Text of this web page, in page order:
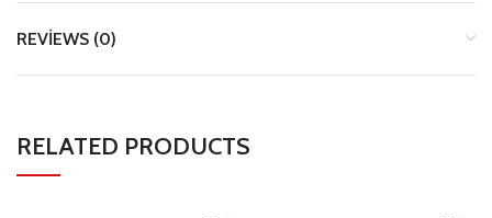
REVIEWS (0)
RELATED PRODUCTS